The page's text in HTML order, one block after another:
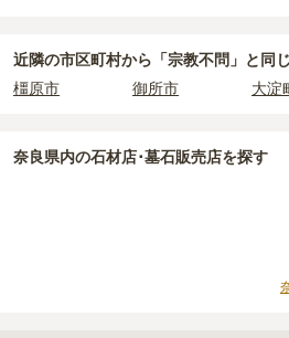
・開眼法要の費用
：お墓を新しく建て
・納骨式の費用
：お墓に遺骨を納める
・ 年間管理費：お墓の管理費。契約後
お墓を探すのがおすすめです。
近隣の市区町村から 「宗教不問」と 同
橿原市
御所市 大淀
奈良県内の石材店･墓石販売店を探す